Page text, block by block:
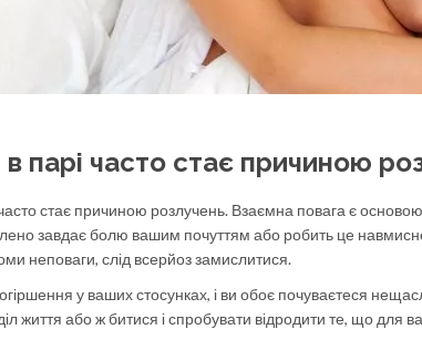
в парі часто стає причиною
часто стає причиною розлучень. Взаємна повага є
завдає болю вашим почуттям або робить це
неповаги, слід всерйоз замислитися.
у ваших стосунках, і ви обоє почуваєтеся
життя або ж битися і спробувати відродити те, що для